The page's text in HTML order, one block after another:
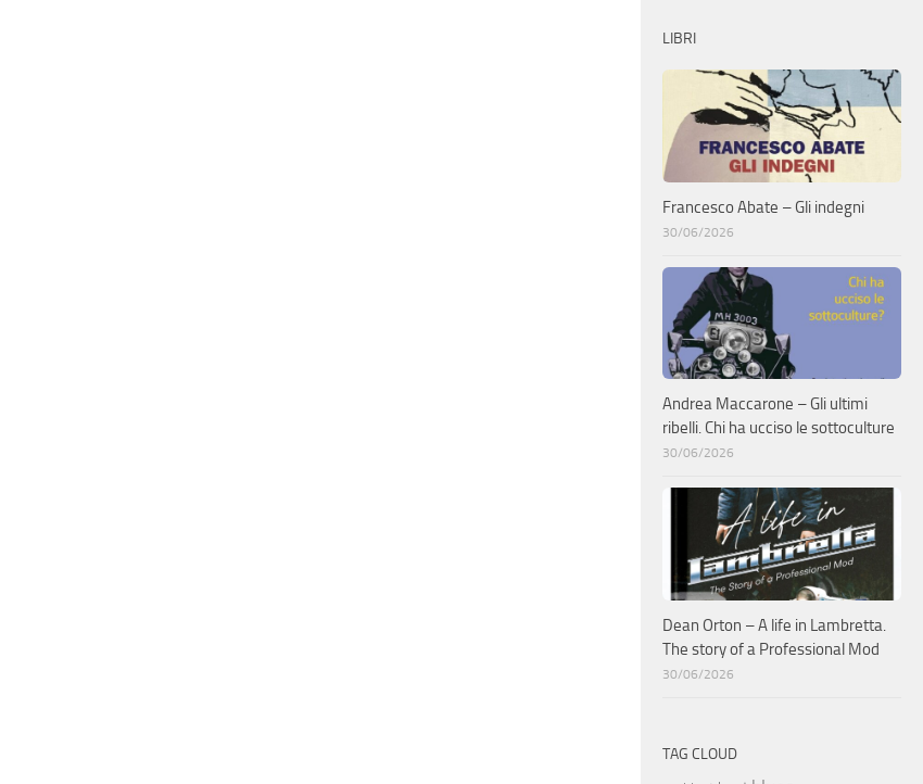
LIBRI
Francesco Abate – Gli indegni
30/06/2026
Andrea Maccarone – Gli ultimi
ribelli. Chi ha ucciso le sottoculture
30/06/2026
Dean Orton – A life in Lambretta.
The story of a Professional Mod
30/06/2026
TAG CLOUD